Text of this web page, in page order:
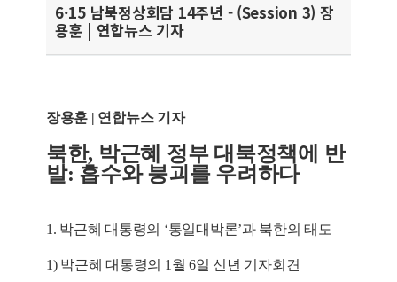
6·15 남북정상회담 14주년 - (Session 3) 장
용훈 | 연합뉴스 기자
장용훈 | 연합뉴스 기자
북한, 박근혜 정부 대북정책에 반
발: 흡수와 붕괴를 우려하다
1. 박근혜 대통령의 ‘통일대박론’과 북한의 태도
1) 박근혜 대통령의 1월 6일 신년 기자회견